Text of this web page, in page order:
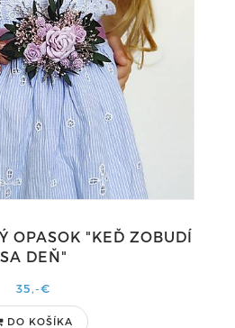
OPASOK "KEĎ ZOBUDÍ
SA DEŇ"
35,-€
DO KOŠÍKA